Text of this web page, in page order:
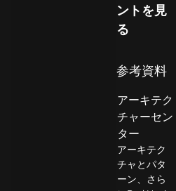
お
問
合
わ
言
語
の
選
択
ントを見
る
参考資料
アーキテク
チャーセン
ター
アーキテク
チャとパタ
ーン、さら